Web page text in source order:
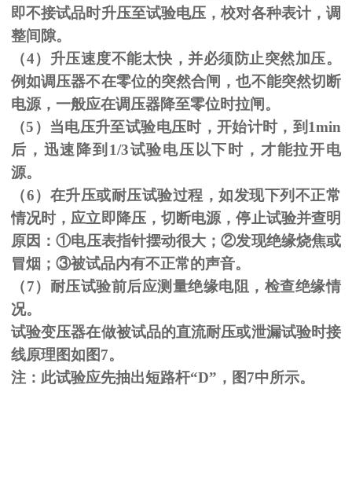
即不接试品时升压至试验电压，校对各种表计，调
整间隙。
（4）升压速度不能太快，并必须防止突然加压。
例如调压器不在零位的突然合闸，也不能突然切断
电源，一般应在调压器降至零位时拉闸。
（5 ）当电压升至试验电压时，开始计时，到 1min
后，迅速降到 1/3试验电压以下时，才能拉开电
源。
（6）在升压或耐压试验过程，如发现下列不正常
情况时，应立即降压，切断电源，停止试验并查明
原因：①电压表指针摆动很大；②发现绝缘烧焦或
冒烟； ③被试品内有不正常的声音。
（7）耐压试验前后应测量绝缘电阻，检查绝缘情
况。
试验变压器在做被试品的直流耐压或泄漏试验时接
线原理图如图7。
注：此试验应先抽出短路杆“D”，图7中所示。